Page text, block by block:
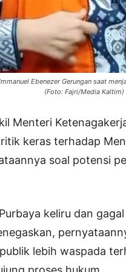
Ebenezer Gerungan saat
(Foto: Fajri/Media Kaltim)
Menteri
keras terhadap
soal potensi
keliru dan
lebih waspada